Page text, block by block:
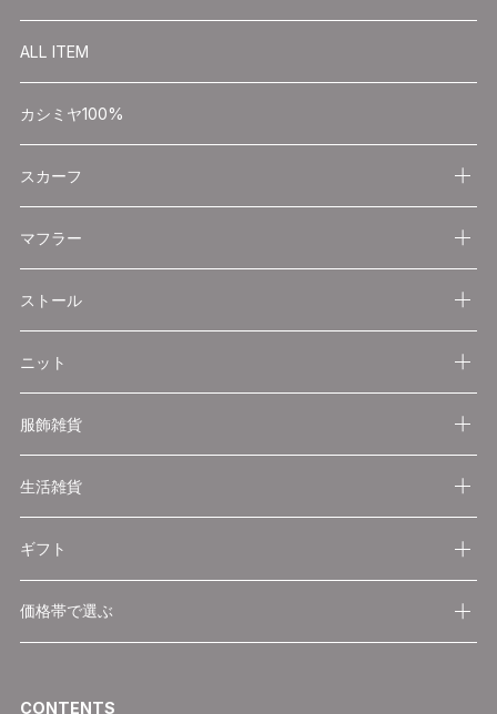
ALL ITEM
カシミヤ100%
スカーフ
マフラー
ストール
ニット
服飾雑貨
生活雑貨
ギフト
価格帯で選ぶ
CONTENTS